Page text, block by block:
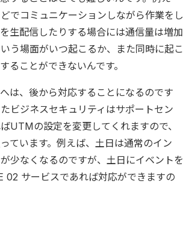
でコミュニケーションしながら作業をし
生配信したりする場合には通信量は増加
う場面がいつ起こるか、また同時に起こ
ることができないんです。
は、後から対応することになるのです
ビジネスセキュリティはサポートセン
UTMの設定を変更してくれますので、
ています。例えば、土日は通常のイン
少なくなるのですが、土日にイベントを
サービスであれば対応ができますの